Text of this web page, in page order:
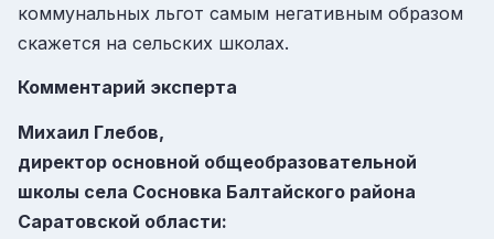
коммунальных льгот самым негативным образом
скажется на сельских школах.
Комментарий эксперта
Михаил Глебов,
директор основной общеобразовательной
школы села Сосновка Балтайского района
Саратовской области: